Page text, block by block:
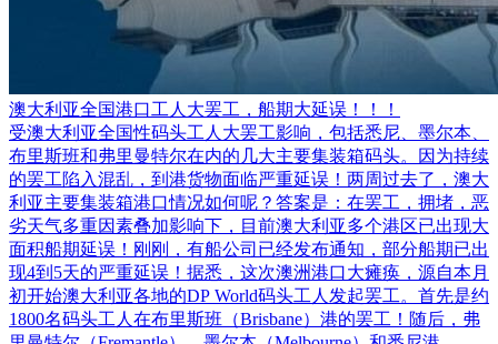
澳大利亚全国港口工人大罢工，船期大延误！！！
受澳大利亚全国性码头工人大罢工影响，包括悉尼、墨尔本、
布里斯班和弗里曼特尔在内的几大主要集装箱码头。因为持续
的罢工陷入混乱，到港货物面临严重延误！两周过去了，澳大
利亚主要集装箱港口情况如何呢？答案是：在罢工，拥堵，恶
劣天气多重因素叠加影响下，目前澳大利亚多个港区已出现大
面积船期延误！刚刚，有船公司已经发布通知，部分船期已出
现4到5天的严重延误！据悉，这次澳洲港口大瘫痪，源自本月
初开始澳大利亚各地的DP World码头工人发起罢工。首先是约
1800名码头工人在布里斯班（Brisbane）港的罢工！随后，弗